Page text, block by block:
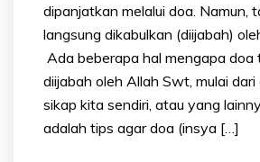
dipanjatkan melalui doa. Namun,
langsung dikabulkan (diijabah)
Ada beberapa hal mengapa doa
diijabah oleh Allah Swt, mulai dari
sikap kita sendiri, atau yang
adalah tips agar doa (insya […]